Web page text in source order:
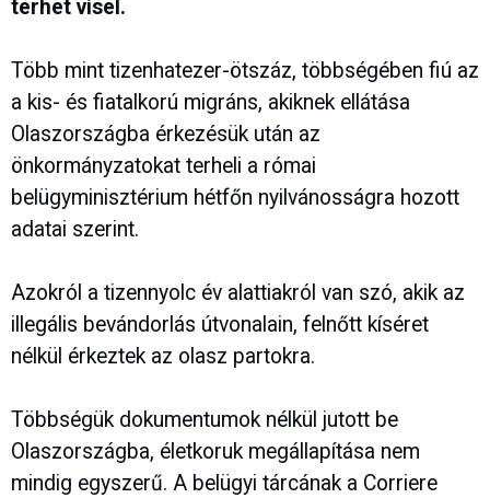
terhet visel.
Több mint tizenhatezer-ötszáz, többségében fiú az
a kis- és fiatalkorú migráns, akiknek ellátása
Olaszországba érkezésük után az
önkormányzatokat terheli a római
belügyminisztérium hétfőn nyilvánosságra hozott
adatai szerint.
Azokról a tizennyolc év alattiakról van szó, akik az
illegális bevándorlás útvonalain, felnőtt kíséret
nélkül érkeztek az olasz partokra.
Többségük dokumentumok nélkül jutott be
Olaszországba, életkoruk megállapítása nem
mindig egyszerű. A belügyi tárcának a Corriere